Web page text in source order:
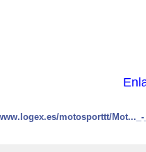
motosporttt/Mot..._-